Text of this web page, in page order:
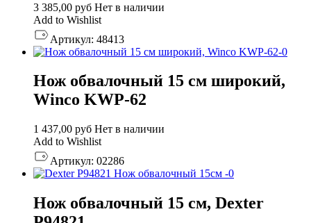
3 385,00 руб Нет в наличии
Add to Wishlist
Артикул: 48413
Нож обвалочный 15 см широкий,
Winco KWP-62
1 437,00 руб Нет в наличии
Add to Wishlist
Артикул: 02286
Нож обвалочный 15 см, Dexter